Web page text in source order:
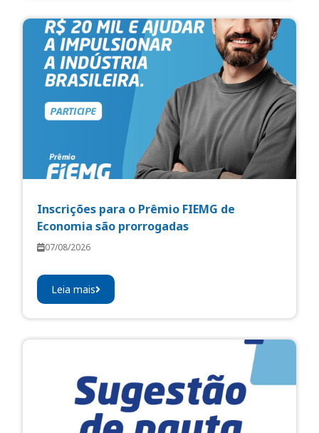
Inscrições para o Prêmio FIEMG de
Economia são prorrogadas
07/08/2026
Leia mais